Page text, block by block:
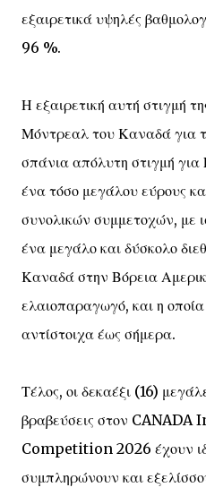
εξαιρετικά υψηλές
96 %.
Η εξαιρετική αυτή στιγμή
Μόντρεαλ του Καναδά για
σπάνια απόλυτη στιγμή για
ένα τόσο μεγάλου εύρους
συνολικών συμμετοχών, με
ένα μεγάλο και δύσκολο
Καναδά στην Βόρεια
ελαιοπαραγωγό, και η οποία
αντίστοιχα έως σήμερα.
Τέλος, οι δεκαέξι (16)
βραβεύσεις στον
Competition 2026 έχουν
συμπληρώνουν και